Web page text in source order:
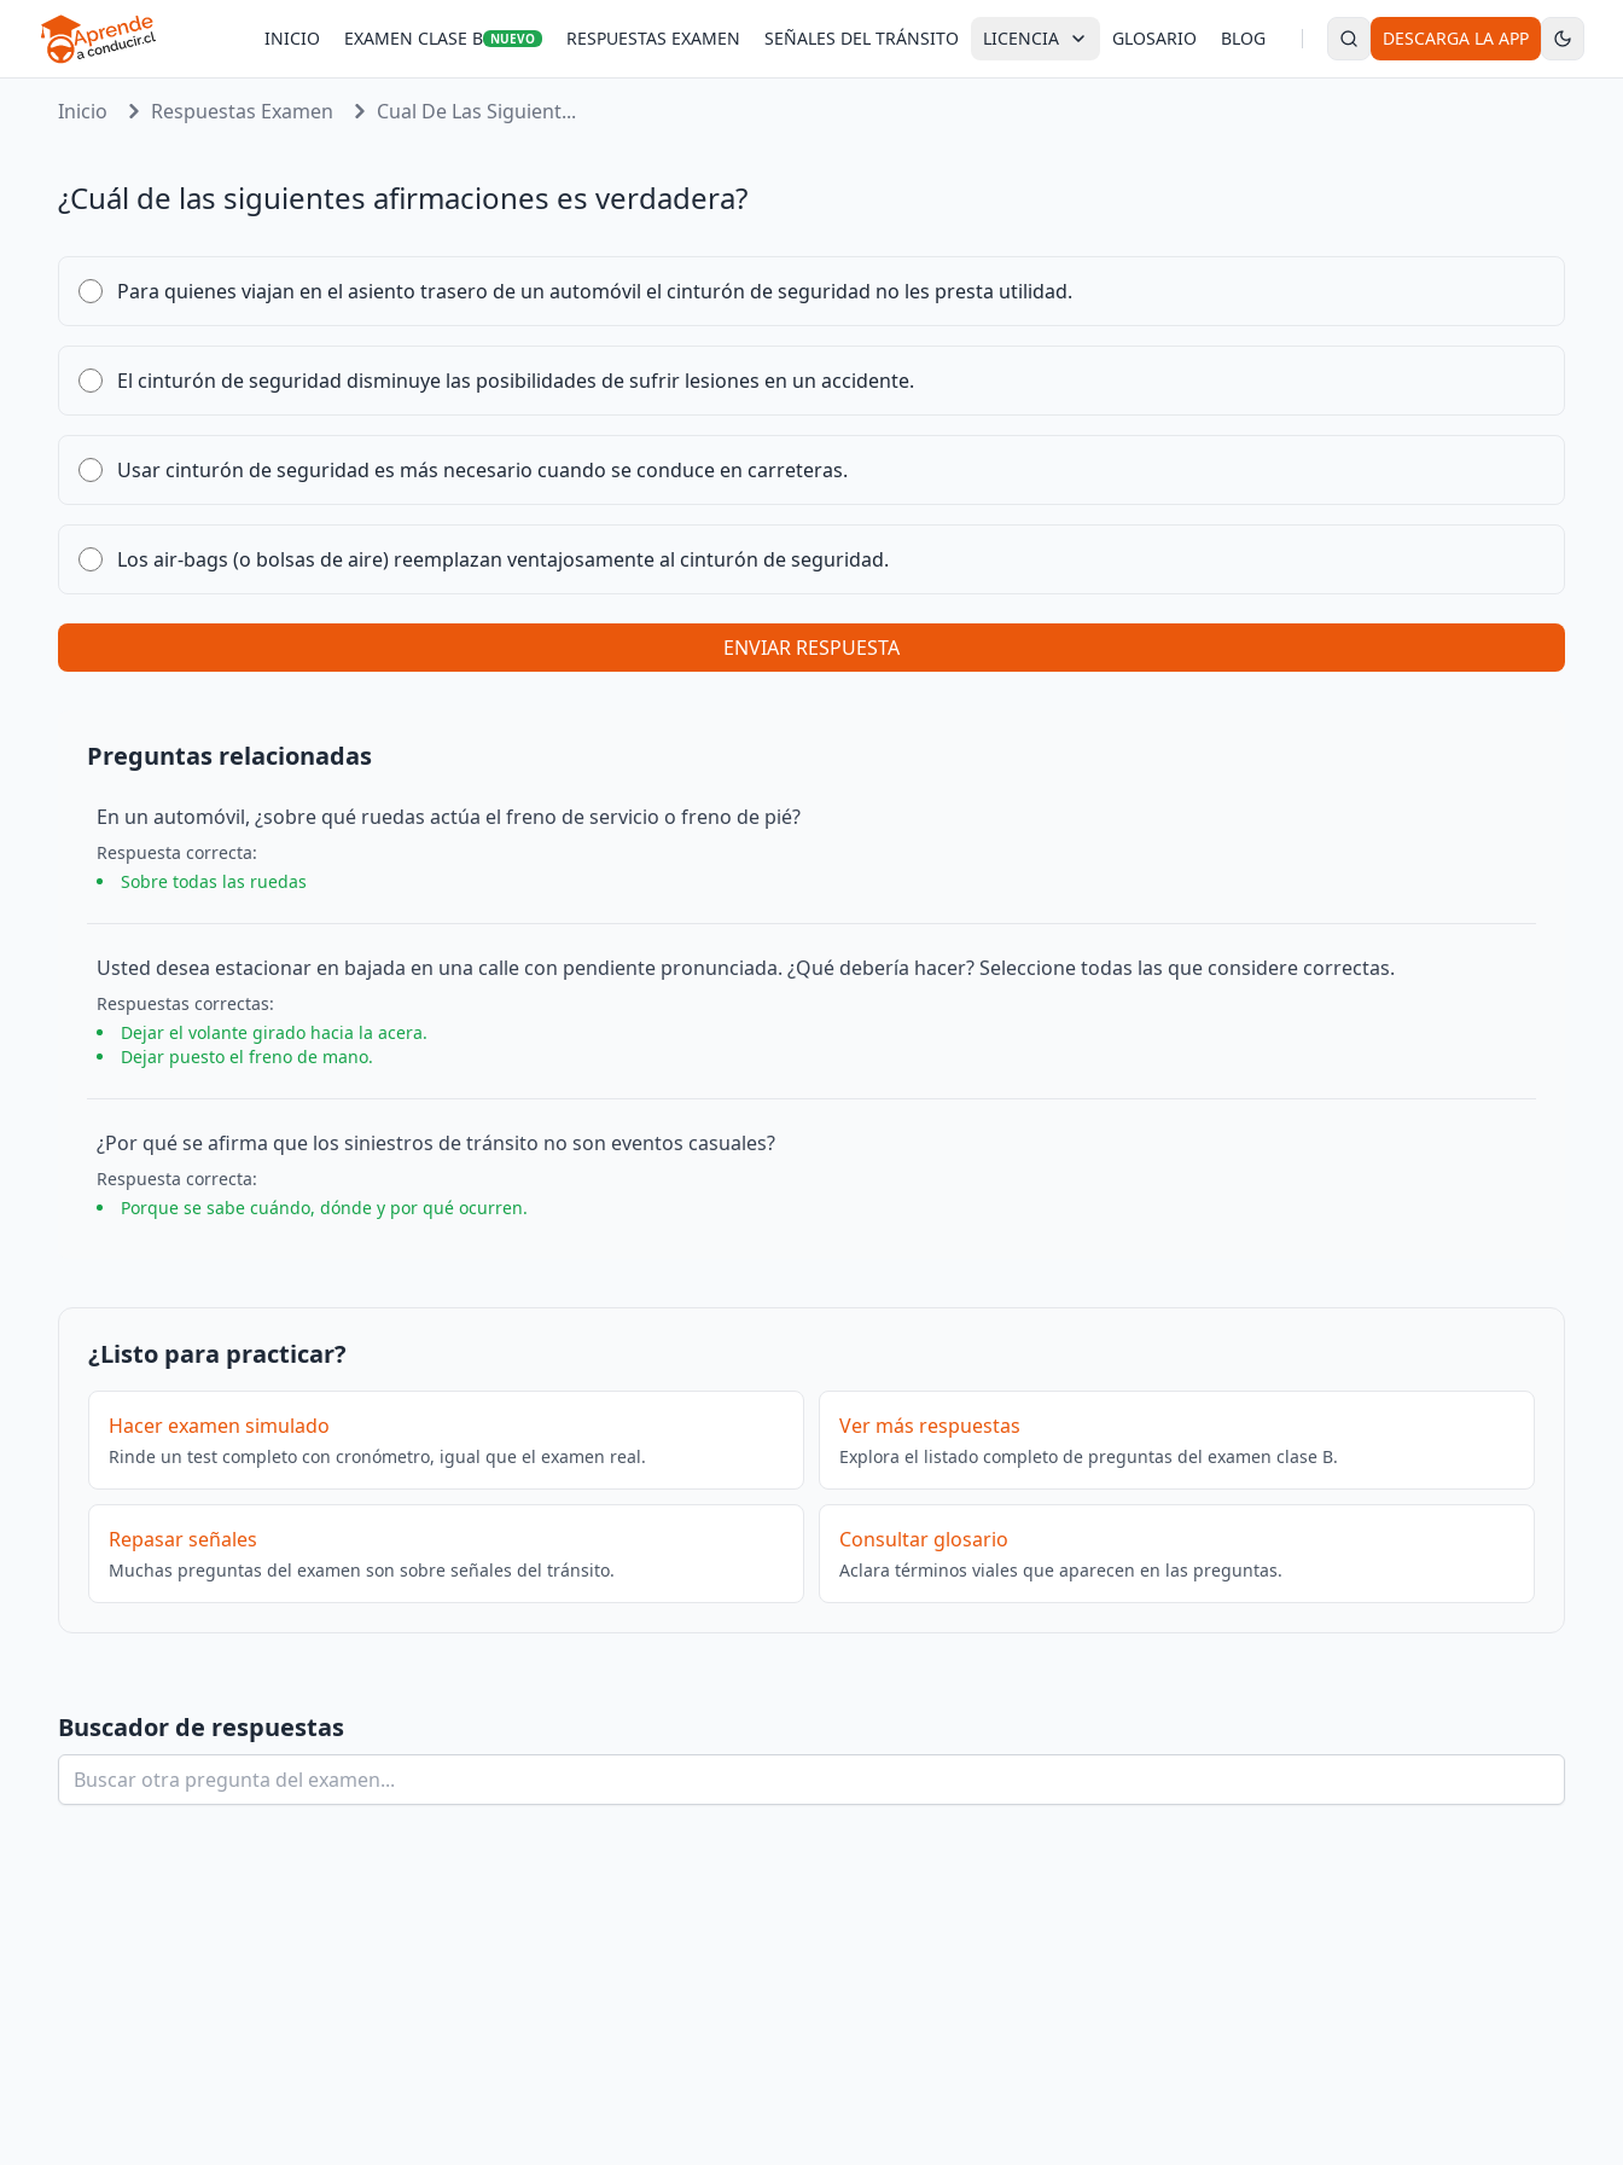
INICIO EXAMEN CLASE B NUEVO RESPUESTAS EXAMEN SEÑALES DEL TRÁNSITO LICENCIA GLOSARIO BLOG DESCARGA LA APP
Inicio Respuestas Examen Cual De Las Siguient...
¿Cuál de las siguientes afirmaciones es verdadera?
Para quienes viajan en el asiento trasero de un automóvil el cinturón de seguridad no les presta utilidad.
El cinturón de seguridad disminuye las posibilidades de sufrir lesiones en un accidente.
Usar cinturón de seguridad es más necesario cuando se conduce en carreteras.
Los air-bags (o bolsas de aire) reemplazan ventajosamente al cinturón de seguridad.
ENVIAR RESPUESTA
Preguntas relacionadas
En un automóvil, ¿sobre qué ruedas actúa el freno de servicio o freno de pié?
Respuesta correcta:
Sobre todas las ruedas
Usted desea estacionar en bajada en una calle con pendiente pronunciada. ¿Qué debería hacer? Seleccione todas las que considere correctas.
Respuestas correctas:
Dejar el volante girado hacia la acera.
Dejar puesto el freno de mano.
¿Por qué se afirma que los siniestros de tránsito no son eventos casuales?
Respuesta correcta:
Porque se sabe cuándo, dónde y por qué ocurren.
¿Listo para practicar?
Hacer examen simulado
Rinde un test completo con cronómetro, igual que el examen real.
Ver más respuestas
Explora el listado completo de preguntas del examen clase B.
Repasar señales
Muchas preguntas del examen son sobre señales del tránsito.
Consultar glosario
Aclara términos viales que aparecen en las preguntas.
Buscador de respuestas